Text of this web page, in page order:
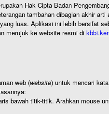
Hak Cipta Badan
tambahan dibagian akhir
luas. Aplikasi ini lebih bersifat
merujuk ke website resmi di
web (website) untuk mencari
bawah titik-titik. Arahkan mouse